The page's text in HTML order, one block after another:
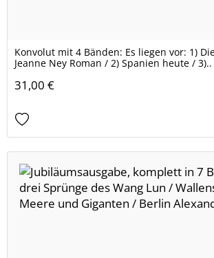
Konvolut mit 4 Bänden: Es liegen vor: 1)
Jeanne Ney Roman / 2) Spanien heute / 3)..
31,00 €